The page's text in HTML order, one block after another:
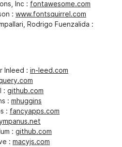
Restez
Inc : fontawesome.com
: www.fontsquirrel.com
Rodrigo Fuenzalida :
Inleed : in-leed.com
: github.com
: mhuggins
: fancyapps.com
: github.com
: macyjs.com